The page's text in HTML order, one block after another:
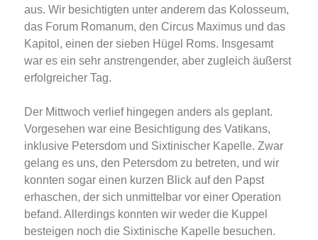
aus. Wir besichtigten unter anderem das Kolosseum,
das Forum Romanum, den Circus Maximus und das
Kapitol, einen der sieben Hügel Roms. Insgesamt
war es ein sehr anstrengender, aber zugleich äußerst
erfolgreicher Tag.
Der Mittwoch verlief hingegen anders als geplant.
Vorgesehen war eine Besichtigung des Vatikans,
inklusive Petersdom und Sixtinischer Kapelle. Zwar
gelang es uns, den Petersdom zu betreten, und wir
konnten sogar einen kurzen Blick auf den Papst
erhaschen, der sich unmittelbar vor einer Operation
befand. Allerdings konnten wir weder die Kuppel
besteigen noch die Sixtinische Kapelle besuchen.